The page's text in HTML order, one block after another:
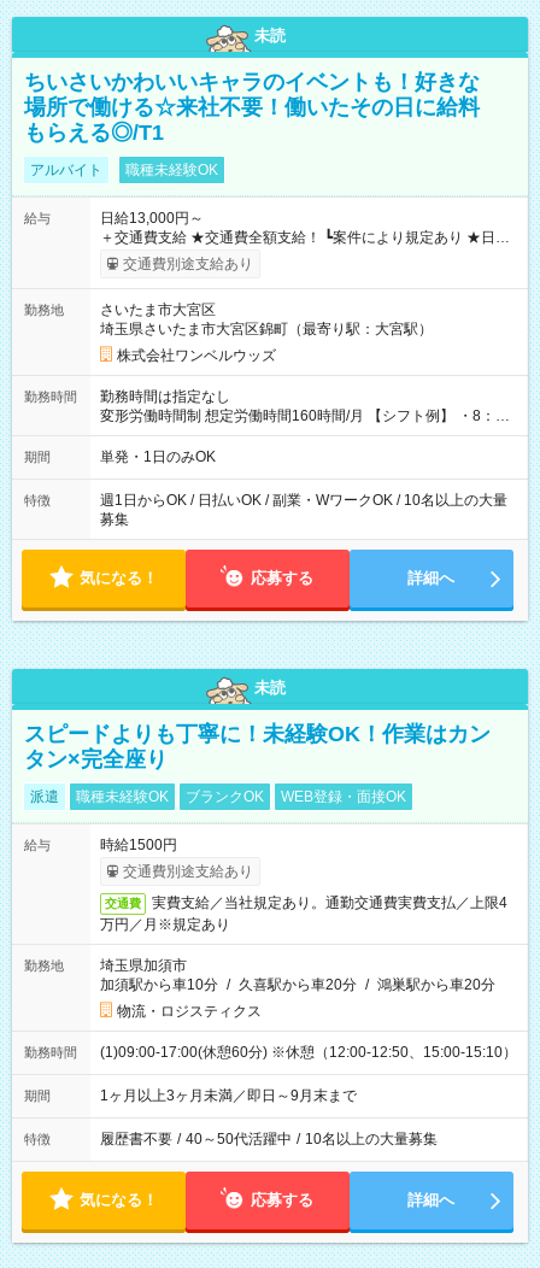
未読
ちいさいかわいいキャラのイベントも！好きな
場所で働ける☆来社不要！働いたその日に給料
もらえる◎/T1
アルバイト 職種未経験OK
給与
日給13,000円～
＋交通費支給 ★交通費全額支給！ ┗案件により規定あり ★日払
いOK！（規定あり） ┗働いたその日に現金GET♪ お仕事後はコ
ンビニATMから 日払い分を引き落とせます！ 【試用期間】試
交通費別途支給あり
勤務地
さいたま市大宮区
埼玉県さいたま市大宮区錦町（最寄り駅：大宮駅）
株式会社ワンベルウッズ
勤務時間
勤務時間は指定なし
変形労働時間制 想定労働時間160時間/月 【シフト例】 ・8：00
～21：00
期間 単発・1日のみOK
特徴
週1日からOK / 日払いOK / 副業・WワークOK / 10名以上の大量
募集
気になる！ 応募する 詳細へ
未読
スピードよりも丁寧に！未経験OK！作業はカン
タン×完全座り
派遣 職種未経験OK ブランクOK WEB登録・面接OK
給与
時給1500円
交通費別途支給あり
交通費
実費支給／当社規定あり。通勤交通費実費支払／上限4
万円／月※規定あり
勤務地
埼玉県加須市
加須駅から車10分 / 久喜駅から車20分 / 鴻巣駅から車20分
物流・ロジスティクス
勤務時間 (1)09:00-17:00(休憩60分) ※休憩（12:00-12:50、15:00-15:10）
期間 1ヶ月以上3ヶ月未満／即日～9月末まで
特徴 履歴書不要 / 40～50代活躍中 / 10名以上の大量募集
気になる！ 応募する 詳細へ